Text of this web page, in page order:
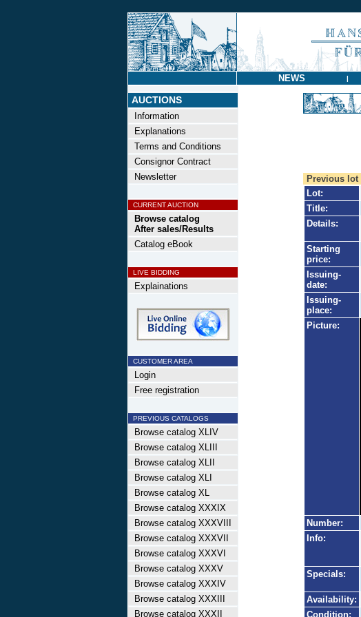
NEWS |
AUCTIONS
Information
Explanations
Terms and Conditions
Consignor Contract
Newsletter
CURRENT AUCTION
Browse catalog
After sales/Results
Catalog eBook
LIVE BIDDING
Explainations
CUSTOMER AREA
Login
Free registration
PREVIOUS CATALOGS
Browse catalog XLIV
Browse catalog XLIII
Browse catalog XLII
Browse catalog XLI
Browse catalog XL
Browse catalog XXXIX
Browse catalog XXXVIII
Browse catalog XXXVII
Browse catalog XXXVI
Browse catalog XXXV
Browse catalog XXXIV
Browse catalog XXXIII
Browse catalog XXXII
Previous lot
Lot:
Title:
Details:
Starting
price:
Issuing-
date:
Issuing-
place:
Picture:
Number:
Info:
Specials:
Availability:
Condition: